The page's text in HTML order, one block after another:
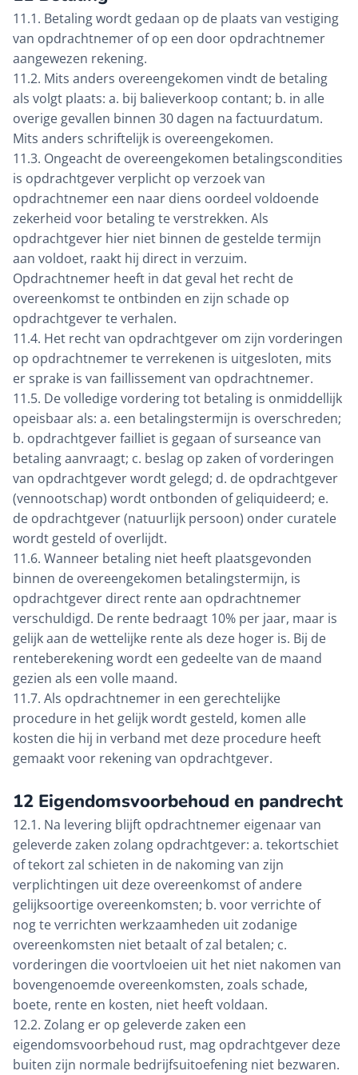
11.1. Betaling wordt gedaan op de plaats van vestiging
van opdrachtnemer of op een door opdrachtnemer
aangewezen rekening.
11.2. Mits anders overeengekomen vindt de betaling
als volgt plaats: a. bij balieverkoop contant; b. in alle
overige gevallen binnen 30 dagen na factuurdatum.
Mits anders schriftelijk is overeengekomen.
11.3. Ongeacht de overeengekomen betalingscondities
is opdrachtgever verplicht op verzoek van
opdrachtnemer een naar diens oordeel voldoende
zekerheid voor betaling te verstrekken. Als
opdrachtgever hier niet binnen de gestelde termijn
aan voldoet, raakt hij direct in verzuim.
Opdrachtnemer heeft in dat geval het recht de
overeenkomst te ontbinden en zijn schade op
opdrachtgever te verhalen.
11.4. Het recht van opdrachtgever om zijn vorderingen
op opdrachtnemer te verrekenen is uitgesloten, mits
er sprake is van faillissement van opdrachtnemer.
11.5. De volledige vordering tot betaling is onmiddellijk
opeisbaar als: a. een betalingstermijn is overschreden;
b. opdrachtgever failliet is gegaan of surseance van
betaling aanvraagt; c. beslag op zaken of vorderingen
van opdrachtgever wordt gelegd; d. de opdrachtgever
(vennootschap) wordt ontbonden of geliquideerd; e.
de opdrachtgever (natuurlijk persoon) onder curatele
wordt gesteld of overlijdt.
11.6. Wanneer betaling niet heeft plaatsgevonden
binnen de overeengekomen betalingstermijn, is
opdrachtgever direct rente aan opdrachtnemer
verschuldigd. De rente bedraagt 10% per jaar, maar is
gelijk aan de wettelijke rente als deze hoger is. Bij de
renteberekening wordt een gedeelte van de maand
gezien als een volle maand.
11.7. Als opdrachtnemer in een gerechtelijke
procedure in het gelijk wordt gesteld, komen alle
kosten die hij in verband met deze procedure heeft
gemaakt voor rekening van opdrachtgever.
12 Eigendomsvoorbehoud en pandrecht
12.1. Na levering blijft opdrachtnemer eigenaar van
geleverde zaken zolang opdrachtgever: a. tekortschiet
of tekort zal schieten in de nakoming van zijn
verplichtingen uit deze overeenkomst of andere
gelijksoortige overeenkomsten; b. voor verrichte of
nog te verrichten werkzaamheden uit zodanige
overeenkomsten niet betaalt of zal betalen; c.
vorderingen die voortvloeien uit het niet nakomen van
bovengenoemde overeenkomsten, zoals schade,
boete, rente en kosten, niet heeft voldaan.
12.2. Zolang er op geleverde zaken een
eigendomsvoorbehoud rust, mag opdrachtgever deze
buiten zijn normale bedrijfsuitoefening niet bezwaren.